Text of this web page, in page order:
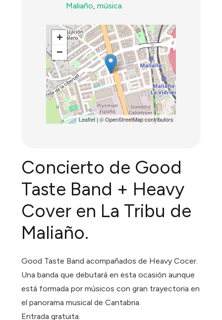
Maliaño ,música
+
−
Leaflet| ©OpenStreetMapcontributors
Concierto de Good
Taste Band + Heavy
Cover en La Tribu de
Maliaño.
Good Taste Band acompañados de Heavy Cocer.
Una banda que debutará en esta ocasión aunque
está formada por músicos con gran trayectoria en
el panorama musical de Cantabria.
Entrada gratuita.